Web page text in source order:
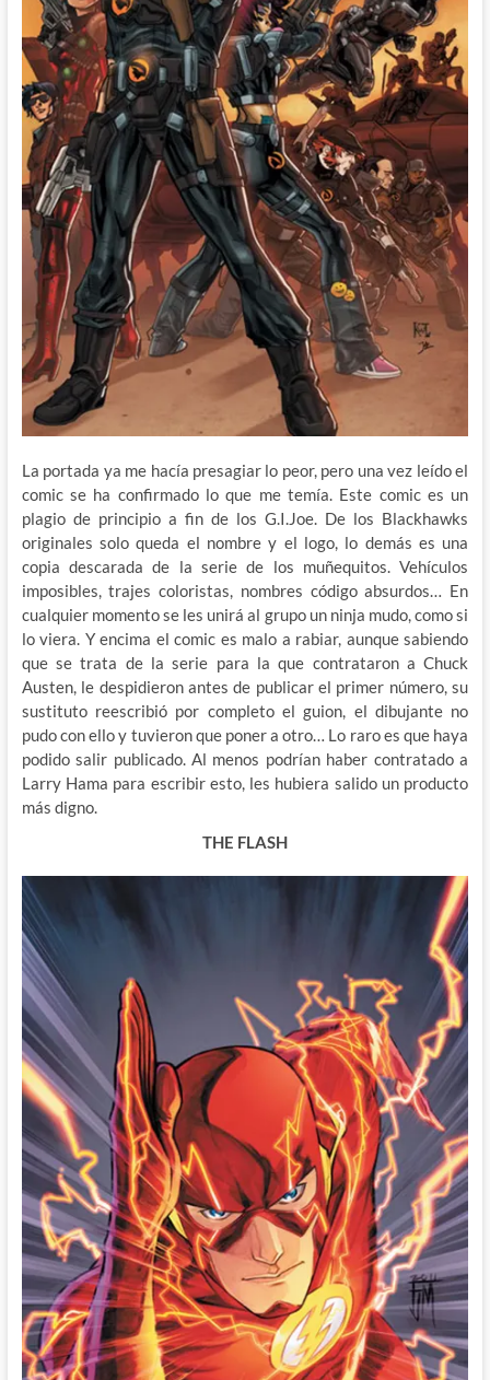
La portada ya me hacía presagiar lo peor, pero una vez leído el
comic se ha confirmado lo que me temía. Este comic es un
plagio de principio a fin de los G.I.Joe. De los Blackhawks
originales solo queda el nombre y el logo, lo demás es una
copia descarada de la serie de los muñequitos. Vehículos
imposibles, trajes coloristas, nombres código absurdos… En
cualquier momento se les unirá al grupo un ninja mudo, como si
lo viera. Y encima el comic es malo a rabiar, aunque sabiendo
que se trata de la serie para la que contrataron a Chuck
Austen, le despidieron antes de publicar el primer número, su
sustituto reescribió por completo el guion, el dibujante no
pudo con ello y tuvieron que poner a otro… Lo raro es que haya
podido salir publicado. Al menos podrían haber contratado a
Larry Hama para escribir esto, les hubiera salido un producto
más digno.
THE FLASH